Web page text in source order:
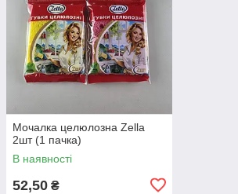
Мочалка целюлозна Zella
2шт (1 пачка)
В наявності
52,50 ₴